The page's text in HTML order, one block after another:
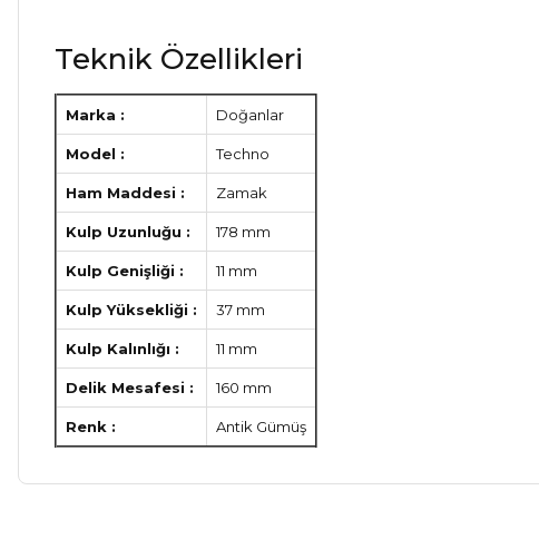
Teknik Özellikleri
Marka : Doğanlar
Model : Techno
Ham Maddesi : Zamak
Kulp Uzunluğu : 178 mm
Kulp Genişliği : 11 mm
Kulp Yüksekliği : 37 mm
Kulp Kalınlığı : 11 mm
Delik Mesafesi : 160 mm
Renk : Antik Gümüş